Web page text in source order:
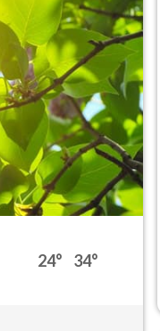
24° 34°